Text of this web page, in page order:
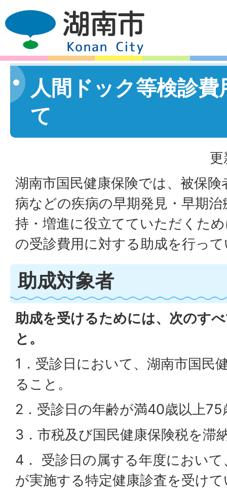
人間ドック等検診
て
湖南市国民健康保険では、被保
病などの疾病の早期発見・早期
持・増進に役立てていただくた
の受診費用に対する助成を行っ
助成対象者
助成を受けるためには、次のす
と。
1．受診日において、湖南市国民
ること。
2．受診日の年齢が満40歳以上
3．市税及び国民健康保険税を滞
4． 受診日の属する年度におい
が実施する特定健康診査を受け